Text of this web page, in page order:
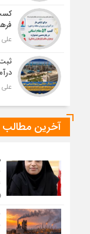
علی
علی
آخرین مطالب